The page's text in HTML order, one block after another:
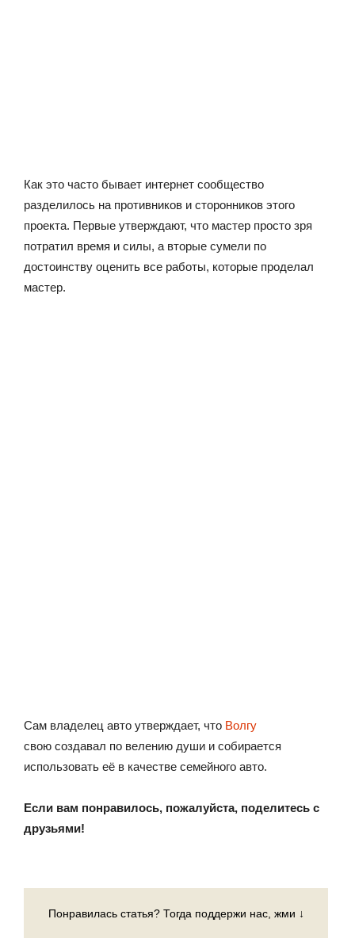
Как это часто бывает интернет сообщество
разделилось на противников и сторонников этого
проекта. Первые утверждают, что мастер просто зря
потратил время и силы, а вторые сумели по
достоинству оценить все работы, которые проделал
мастер.
Сам владелец авто утверждает, что Волгу
свою создавал по велению души и собирается
использовать её в качестве семейного авто.
Если вам понравилось, пожалуйста, поделитесь с
друзьями!
Понравилась статья? Тогда поддержи нас, жми ↓